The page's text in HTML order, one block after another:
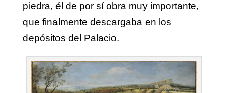
piedra, él de por sí obra muy importante,
que finalmente descargaba en los
depósitos del Palacio.